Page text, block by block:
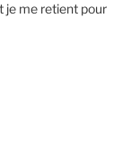
je me retient pour